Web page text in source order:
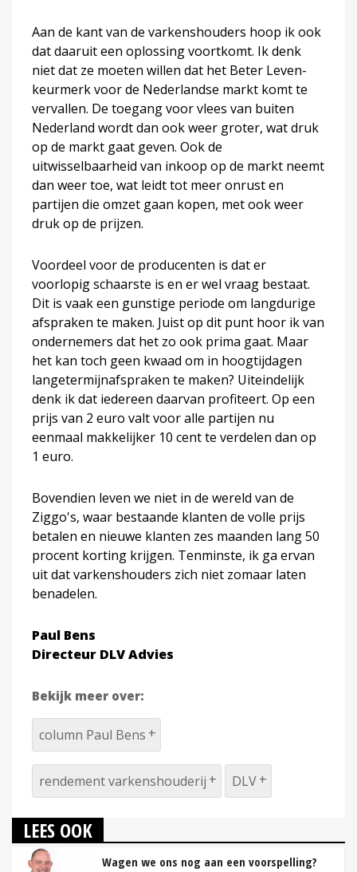
Aan de kant van de varkenshouders hoop ik ook
dat daaruit een oplossing voortkomt. Ik denk
niet dat ze moeten willen dat het Beter Leven-
keurmerk voor de Nederlandse markt komt te
vervallen. De toegang voor vlees van buiten
Nederland wordt dan ook weer groter, wat druk
op de markt gaat geven. Ook de
uitwisselbaarheid van inkoop op de markt neemt
dan weer toe, wat leidt tot meer onrust en
partijen die omzet gaan kopen, met ook weer
druk op de prijzen.
Voordeel voor de producenten is dat er
voorlopig schaarste is en er wel vraag bestaat.
Dit is vaak een gunstige periode om langdurige
afspraken te maken. Juist op dit punt hoor ik van
ondernemers dat het zo ook prima gaat. Maar
het kan toch geen kwaad om in hoogtijdagen
langetermijnafspraken te maken? Uiteindelijk
denk ik dat iedereen daarvan profiteert. Op een
prijs van 2 euro valt voor alle partijen nu
eenmaal makkelijker 10 cent te verdelen dan op
1 euro.
Bovendien leven we niet in de wereld van de
Ziggo's, waar bestaande klanten de volle prijs
betalen en nieuwe klanten zes maanden lang 50
procent korting krijgen. Tenminste, ik ga ervan
uit dat varkenshouders zich niet zomaar laten
benadelen.
Paul Bens
Directeur DLV Advies
Bekijk meer over:
column Paul Bens
rendement varkenshouderij DLV
LEES OOK
Wagen we ons nog aan een voorspelling?